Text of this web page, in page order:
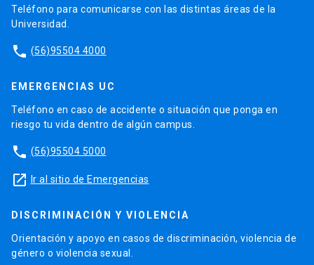
Teléfono para comunicarse con las distintas áreas de la
Universidad.
phone (56)95504 4000
EMERGENCIAS UC
Teléfono en caso de accidente o situación que ponga en
riesgo tu vida dentro de algún campus.
phone (56)95504 5000
launch Ir al sitio de Emergencias
DISCRIMINACIÓN Y VIOLENCIA
Orientación y apoyo en casos de discriminación, violencia de
género o violencia sexual.